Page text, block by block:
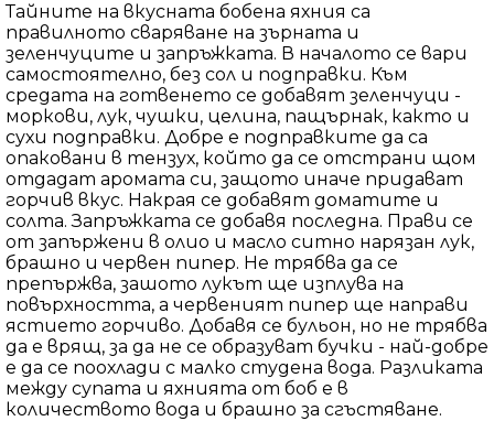
Тайните на вкусната бобена яхния са
правилното сваряване на зърната и
зеленчуците и запръжката. В началото се вари
самостоятелно, без сол и подправки. Към
средата на готвенето се добавят зеленчуци -
моркови, лук, чушки, целина, пащърнак, както и
сухи подправки. Добре е подправките да са
опаковани в тензух, който да се отстрани щом
отдадат аромата си, защото иначе придават
горчив вкус. Накрая се добавят доматите и
солта. Запръжката се добавя последна. Прави се
от запържени в олио и масло ситно нарязан лук,
брашно и червен пипер. Не трябва да се
препържва, зашото лукът ще изплува на
повърхността, а червеният пипер ще направи
ястието горчиво. Добавя се бульон, но не трябва
да е врящ, за да не се образуват бучки - най-добре
е да се поохлади с малко студена вода. Разликата
между супата и яхнията от боб е в
количеството вода и брашно за сгъстяване.